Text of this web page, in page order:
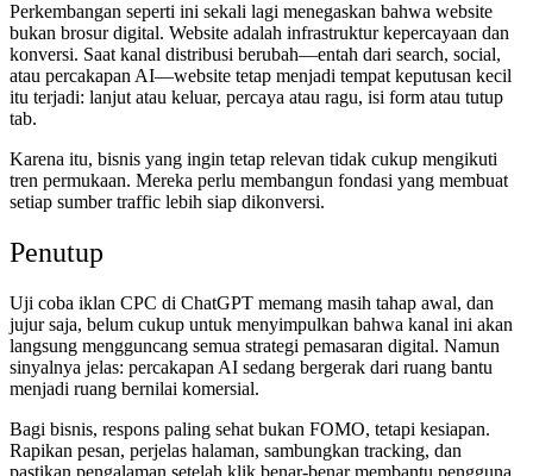
Perkembangan seperti ini sekali lagi menegaskan bahwa website
bukan brosur digital. Website adalah infrastruktur kepercayaan dan
konversi. Saat kanal distribusi berubah—entah dari search, social,
atau percakapan AI—website tetap menjadi tempat keputusan kecil
itu terjadi: lanjut atau keluar, percaya atau ragu, isi form atau tutup
tab.
Karena itu, bisnis yang ingin tetap relevan tidak cukup mengikuti
tren permukaan. Mereka perlu membangun fondasi yang membuat
setiap sumber traffic lebih siap dikonversi.
Penutup
Uji coba iklan CPC di ChatGPT memang masih tahap awal, dan
jujur saja, belum cukup untuk menyimpulkan bahwa kanal ini akan
langsung mengguncang semua strategi pemasaran digital. Namun
sinyalnya jelas: percakapan AI sedang bergerak dari ruang bantu
menjadi ruang bernilai komersial.
Bagi bisnis, respons paling sehat bukan FOMO, tetapi kesiapan.
Rapikan pesan, perjelas halaman, sambungkan tracking, dan
pastikan pengalaman setelah klik benar-benar membantu pengguna